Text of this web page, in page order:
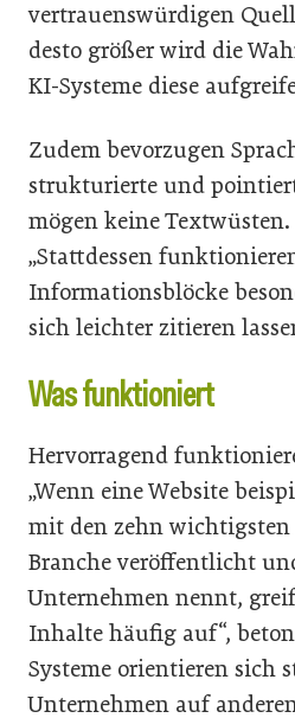
vertrauenswürdigen
desto größer wird die
KI-Systeme diese
Zudem bevorzugen
strukturierte und
mögen keine
„Stattdessen
Informationsblöcke
sich leichter zitieren
Was funktioniert
Hervorragend
„Wenn eine Website
mit den zehn
Branche veröffentlicht
Unternehmen nennt,
Inhalte häufig auf“,
Systeme orientieren sich
Unternehmen auf